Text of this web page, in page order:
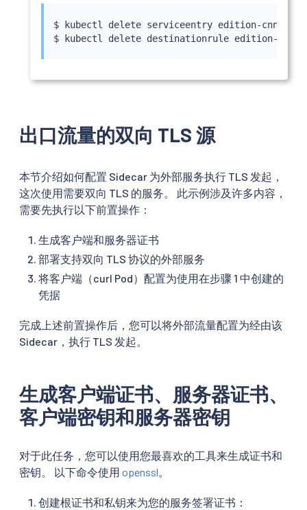
$ kubectl
delete serviceentry edition-cnn-com
$
kubectl
出口流量的双向 TLS 源
本节介绍如何配置 Sidecar 为外部服务执行 TLS 发起，
这次使用需要双向 TLS 的服务。 此示例涉及许多内容，
需要先执行以下前置操作：
生成客户端和服务器证书
部署支持双向 TLS 协议的外部服务
将客户端（curl Pod）配置为使用在步骤 1 中创建的
凭据
完成上述前置操作后，您可以将外部流量配置为经由该
Sidecar，执行 TLS 发起。
生成客户端证书、服务器证书、
客户端密钥和服务器密钥
对于此任务，您可以使用您最喜欢的工具来生成证书和
密钥。 以下命令使用 openssl
创建根证书和私钥来为您的服务签署证书：